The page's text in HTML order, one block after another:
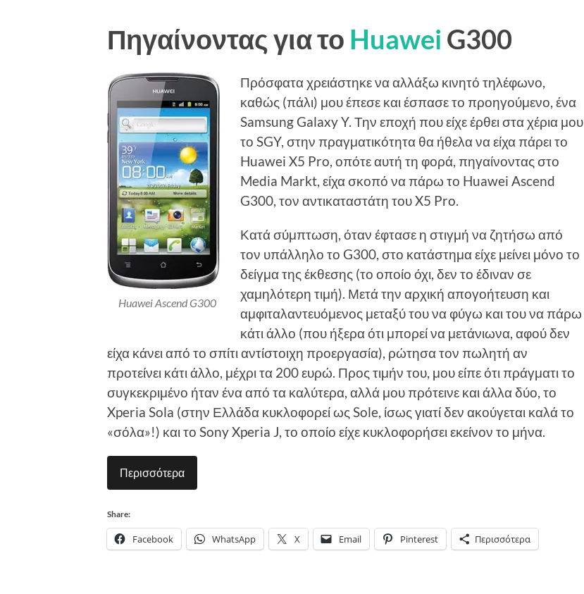
Πηγαίνοντας για το HuaweiG300
Huawei Ascend G300
Πρόσφατα χρειάστηκε να αλλάξω κινητό τηλέφωνο,
καθώς (πάλι) μου έπεσε και έσπασε το προηγούμενο, ένα
Samsung Galaxy Y. Την εποχή που είχε έρθει στα χέρια μου
το SGY, στην πραγματικότητα θα ήθελα να είχα πάρει το
Huawei X5 Pro, οπότε αυτή τη φορά, πηγαίνοντας στο
Media Markt, είχα σκοπό να πάρω το Huawei Ascend
G300, τον αντικαταστάτη του X5 Pro.
Κατά σύμπτωση, όταν έφτασε η στιγμή να ζητήσω από
τον υπάλληλο το G300, στο κατάστημα είχε μείνει μόνο το
δείγμα της έκθεσης (το οποίο όχι, δεν το έδιναν σε
χαμηλότερη τιμή). Μετά την αρχική απογοήτευση και
αμφιταλαντευόμενος μεταξύ του να φύγω και του να πάρω
κάτι άλλο (που ήξερα ότι μπορεί να μετάνιωνα, αφού δεν
είχα κάνει από το σπίτι αντίστοιχη προεργασία), ρώτησα τον πωλητή αν
προτείνει κάτι άλλο, μέχρι τα 200 ευρώ. Προς τιμήν του, μου είπε ότι πράγματι το
συγκεκριμένο ήταν ένα από τα καλύτερα, αλλά μου πρότεινε και άλλα δύο, το
Xperia Sola (στην Ελλάδα κυκλοφορεί ως Sole, ίσως γιατί δεν ακούγεται καλά το
«σόλα»!) και το Sony Xperia J, το οποίο είχε κυκλοφορήσει εκείνον το μήνα.
Περισσότερα
Share:
Facebook WhatsApp X Email Pinterest Περισσότερα